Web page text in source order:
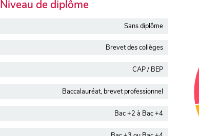
Niveau de diplôme
Sans diplôme
Brevet des collèges
CAP / BEP
Baccalauréat, brevet professionnel
Bac +2 à Bac +4